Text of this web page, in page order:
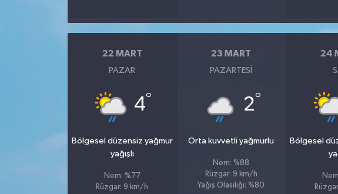
22 MART
PAZAR
4°
Bölgesel düzensiz yağmur
yağışlı
Nem: %77
Rüzgar: 9 km/h
23 MART
PAZARTESI
2°
Orta kuvvetli yağmurlu
Nem: %88
Rüzgar: 9 km/h
Yağış Olasılığı: %80
24
Bölgesel